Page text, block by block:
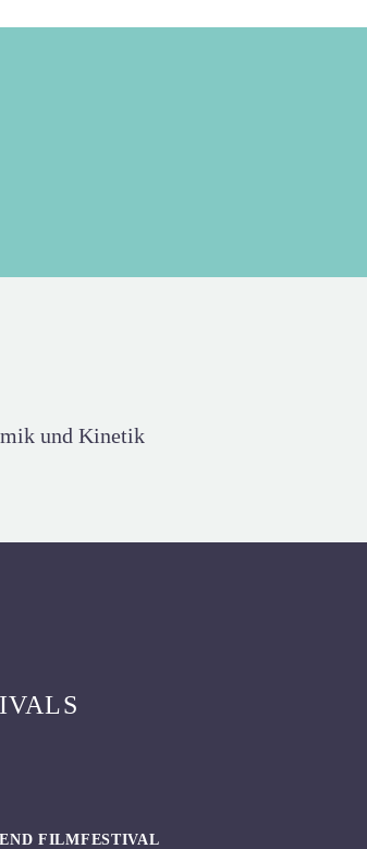
und Kinetik
FILMFESTIVAL